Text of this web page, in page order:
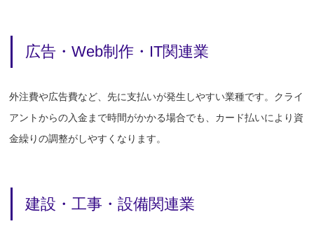
広告・Web制作・IT関連業
外注費や広告費など、先に支払いが発生しやすい業種です。クライ
アントからの入金まで時間がかかる場合でも、カード払いにより資
金繰りの調整がしやすくなります。
建設・工事・設備関連業